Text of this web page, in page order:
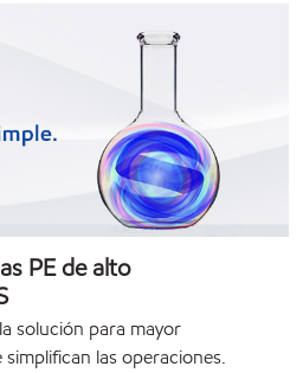
PE de alto
solución para mayor
las operaciones.